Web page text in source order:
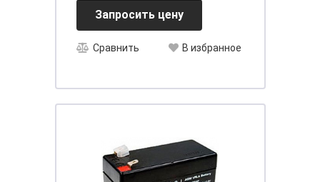
Запросить цену
Сравнить В избранное